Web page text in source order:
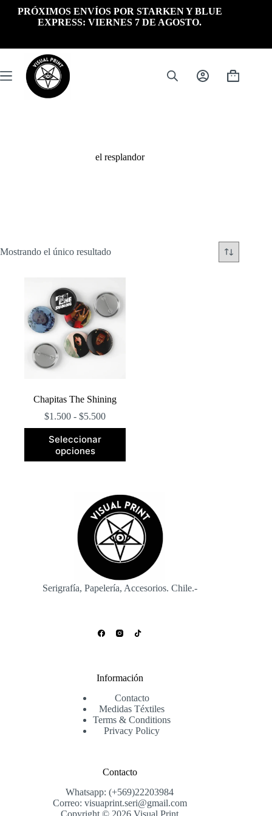
PRÓXIMOS ENVÍOS POR STARKEN Y BLUE
EXPRESS: VIERNES 7 DE AGOSTO.
Carrito
el resplandor
Mostrando el único resultado
Chapitas The Shining
$1.500 - $5.500Rango
de
$1.500
Seleccionar
opciones
producto
tiene
opciones
pueden
elegir
en
la
página
producto
Serigrafía, Papelería, Accesorios. Chile.-
Información
Contacto
Medidas Téxtiles
Terms & Conditions
Privacy Policy
Contacto
Whatsapp: (+569)22203984
Correo: visuaprint.seri@gmail.com
Copyright © 2026 Visual Print